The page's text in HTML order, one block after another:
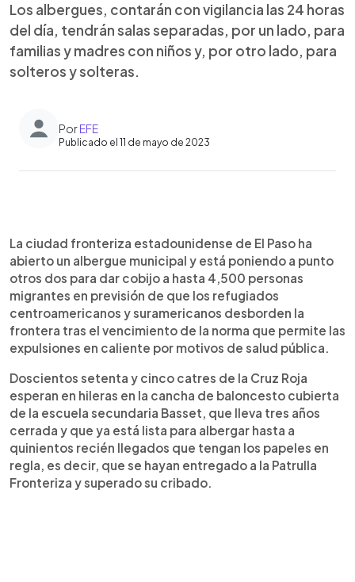
Los albergues, contarán con vigilancia las 24 horas
del día, tendrán salas separadas, por un lado, para
familias y madres con niños y, por otro lado, para
solteros y solteras.
PorEFE
Publicado el 11 de mayo de 2023
► Escuchar artículo
La ciudad fronteriza estadounidense de El Paso ha
abierto un albergue municipal y está poniendo a punto
otros dos para dar cobijo a hasta 4,500 personas
migrantes en previsión de que los refugiados
centroamericanos y suramericanos desborden la
frontera tras el vencimiento de la norma que permite las
expulsiones en caliente por motivos de salud pública.
Doscientos setenta y cinco catres de la Cruz Roja
esperan en hileras en la cancha de baloncesto cubierta
de la escuela secundaria Basset, que lleva tres años
cerrada y que ya está lista para albergar hasta a
quinientos recién llegados que tengan los papeles en
regla, es decir, que se hayan entregado a la Patrulla
Fronteriza y superado su cribado.